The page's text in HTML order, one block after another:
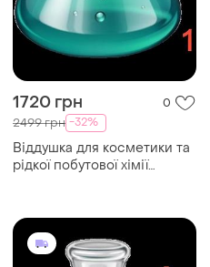
1720 грн 0
2499 грн -32%
Віддушка для косметики та
рідкої побутової хімії